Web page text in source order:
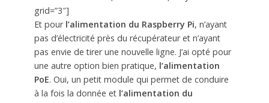
grid=”3″]
Et pour l’alimentation du Raspberry Pi, n’ayant
pas d’électricité près du récupérateur et n’ayant
pas envie de tirer une nouvelle ligne. J’ai opté pour
une autre option bien pratique, l’alimentation
PoE. Oui, un petit module qui permet de conduire
à la fois la donnée et l’alimentation du